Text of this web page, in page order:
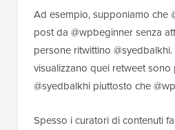
Ad esempio, supponiamo che
post da @wpbeginner senza
persone ritwittino
visualizzano quei retweet
@syedbalkhi piuttosto che
Spesso i curatori di contenuti